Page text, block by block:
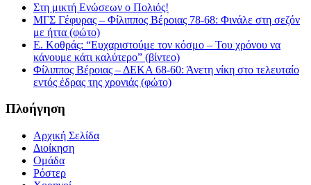
Στη μικτή Ενώσεων ο Πολιός!
ΜΓΣ Γέφυρας – Φίλιππος Βέροιας 78-68: Φινάλε στη σεζόν
με ήττα (φώτο)
Ε. Κοθράς: “Ευχαριστούμε τον κόσμο – Του χρόνου να
κάνουμε κάτι καλύτερο” (βίντεο)
Φίλιππος Βέροιας – ΔΕΚΑ 68-60: Άνετη νίκη στο τελευταίο
εντός έδρας της χρονιάς (φώτο)
Πλοήγηση
Αρχική Σελίδα
Διοίκηση
Ομάδα
Ρόστερ